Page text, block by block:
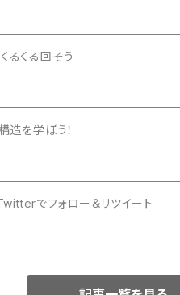
くる回そう
の構造を学ぼう！
でフォロー＆リツイート